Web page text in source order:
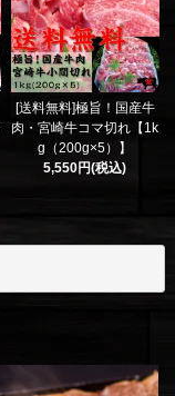
[送料無料]極旨！国産牛
肉・宮崎牛コマ切れ【1k
g（200g×5）】
5,550円(税込)